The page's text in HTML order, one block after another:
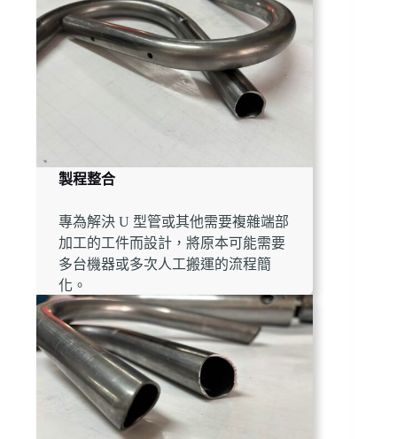
製程整合
專為解決 U 型管或其他需要複雜端部
加工的工件而設計，將原本可能需要
多台機器或多次人工搬運的流程簡
化。